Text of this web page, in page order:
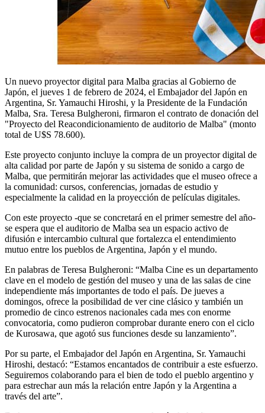
Un nuevo proyector digital para Malba gracias al Gobierno de
Japón, el jueves 1 de febrero de 2024, el Embajador del Japón en
Argentina, Sr. Yamauchi Hiroshi, y la Presidente de la Fundación
Malba, Sra. Teresa Bulgheroni, firmaron el contrato de donación del
"Proyecto del Reacondicionamiento de auditorio de Malba" (monto
total de U$S 78.600).
Este proyecto conjunto incluye la compra de un proyector digital de
alta calidad por parte de Japón y su sistema de sonido a cargo de
Malba, que permitirán mejorar las actividades que el museo ofrece a
la comunidad: cursos, conferencias, jornadas de estudio y
especialmente la calidad en la proyección de películas digitales.
Con este proyecto -que se concretará en el primer semestre del año-
se espera que el auditorio de Malba sea un espacio activo de
difusión e intercambio cultural que fortalezca el entendimiento
mutuo entre los pueblos de Argentina, Japón y el mundo.
En palabras de Teresa Bulgheroni: “Malba Cine es un departamento
clave en el modelo de gestión del museo y una de las salas de cine
independiente más importantes de todo el país. De jueves a
domingos, ofrece la posibilidad de ver cine clásico y también un
promedio de cinco estrenos nacionales cada mes con enorme
convocatoria, como pudieron comprobar durante enero con el ciclo
de Kurosawa, que agotó sus funciones desde su lanzamiento”.
Por su parte, el Embajador del Japón en Argentina, Sr. Yamauchi
Hiroshi, destacó: “Estamos encantados de contribuir a este esfuerzo.
Seguiremos colaborando para el bien de todo el pueblo argentino y
para estrechar aun más la relación entre Japón y la Argentina a
través del arte”.